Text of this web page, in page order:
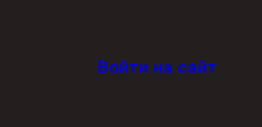
Войти на сайт